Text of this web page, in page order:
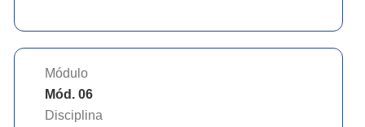
Módulo
Mód. 06
Disciplina